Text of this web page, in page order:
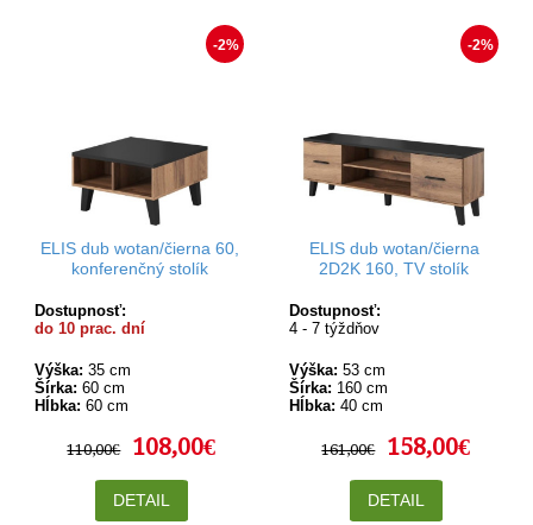
-2%
ELIS dub wotan/čierna 60,
konferenčný stolík
Dostupnosť:
do 10 prac. dní
Výška: 35 cm
Šírka: 60 cm
Hĺbka: 60 cm
110,00€ 108,00€
DETAIL
-2%
ELIS dub wotan/čierna
2D2K 160, TV stolík
Dostupnosť:
4 - 7 týždňov
Výška: 53 cm
Šírka: 160 cm
Hĺbka: 40 cm
161,00€ 158,00€
DETAIL